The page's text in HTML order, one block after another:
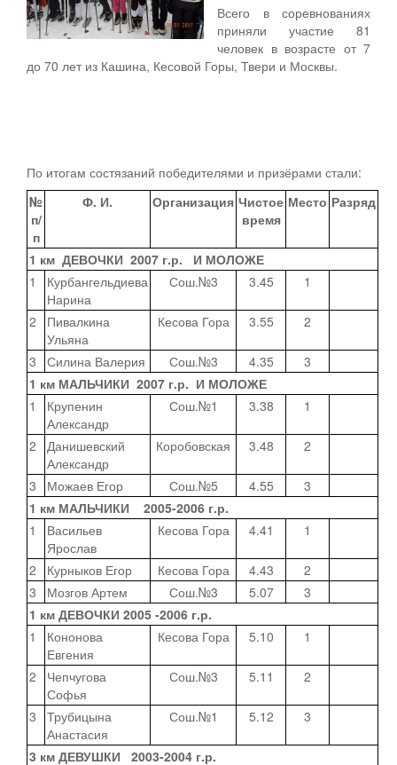
Всего в соревнованиях
приняли участие 81
человек в возрасте от 7
до 70 лет из Кашина, Кесовой Горы, Твери и Москвы.
По итогам состязаний победителями и призёрами стали:
№
п/
п
Ф. И. Организация Чистое
время
Место Разряд
1 км ДЕВОЧКИ 2007 г.р. И МОЛОЖЕ
1
Курбангельдиева
Нарина
Сош.№3 3.45 1
2
Пивалкина
Ульяна
Кесова Гора 3.55 2
3 Силина Валерия Сош.№3 4.35
3
1 км МАЛЬЧИКИ 2007 г.р. И МОЛОЖЕ
1
Крупенин
Александр
Сош.№1 3.38 1
2
Данишевский
Александр
Коробовская 3.48 2
3 Можаев Егор Сош.№5 4.55
3
1 км МАЛЬЧИКИ 2005-2006 г.р.
1
Васильев
Ярослав
Кесова Гора 4.41 1
2 Курныков Егор Кесова Гора 4.43
2
3
Мозгов Артем Сош.№3 5.07
3
1 км ДЕВОЧКИ 2005 -2006 г.р.
1
Кононова
Евгения
Кесова Гора 5.10 1
2
Чепчугова
Софья
Сош.№3 5.11 2
3
Трубицына
Анастасия
Сош.№1 5.12 3
3 км ДЕВУШКИ 2003-2004 г.р.